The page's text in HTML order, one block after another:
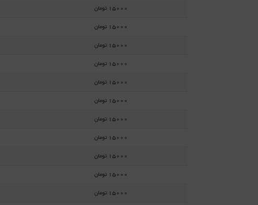
15000 تومان
15000 تومان
15000 تومان
15000 تومان
15000 تومان
15000 تومان
15000 تومان
15000 تومان
15000 تومان
15000 تومان
15000 تومان